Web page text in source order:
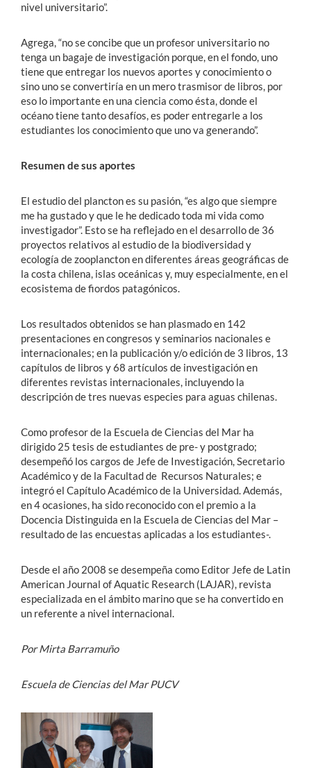
nivel universitario”.
Agrega, “no se concibe que un profesor universitario no
tenga un bagaje de investigación porque, en el fondo, uno
tiene que entregar los nuevos aportes y conocimiento o
sino uno se convertiría en un mero trasmisor de libros, por
eso lo importante en una ciencia como ésta, donde el
océano tiene tanto desafíos, es poder entregarle a los
estudiantes los conocimiento que uno va generando”.
Resumen de sus aportes
El estudio del plancton es su pasión, “es algo que siempre
me ha gustado y que le he dedicado toda mi vida como
investigador”. Esto se ha reflejado en el desarrollo de 36
proyectos relativos al estudio de la biodiversidad y
ecología de zooplancton en diferentes áreas geográficas de
la costa chilena, islas oceánicas y, muy especialmente, en el
ecosistema de fiordos patagónicos.
Los resultados obtenidos se han plasmado en 142
presentaciones en congresos y seminarios nacionales e
internacionales; en la publicación y/o edición de 3 libros, 13
capítulos de libros y 68 artículos de investigación en
diferentes revistas internacionales, incluyendo la
descripción de tres nuevas especies para aguas chilenas.
Como profesor de la Escuela de Ciencias del Mar ha
dirigido 25 tesis de estudiantes de pre- y postgrado;
desempeñó los cargos de Jefe de Investigación, Secretario
Académico y de la Facultad de Recursos Naturales; e
integró el Capítulo Académico de la Universidad. Además,
en 4 ocasiones, ha sido reconocido con el premio a la
Docencia Distinguida en la Escuela de Ciencias del Mar –
resultado de las encuestas aplicadas a los estudiantes-.
Desde el año 2008 se desempeña como Editor Jefe de Latin
American Journal of Aquatic Research (LAJAR), revista
especializada en el ámbito marino que se ha convertido en
un referente a nivel internacional.
Por Mirta Barramuño
Escuela de Ciencias del Mar PUCV